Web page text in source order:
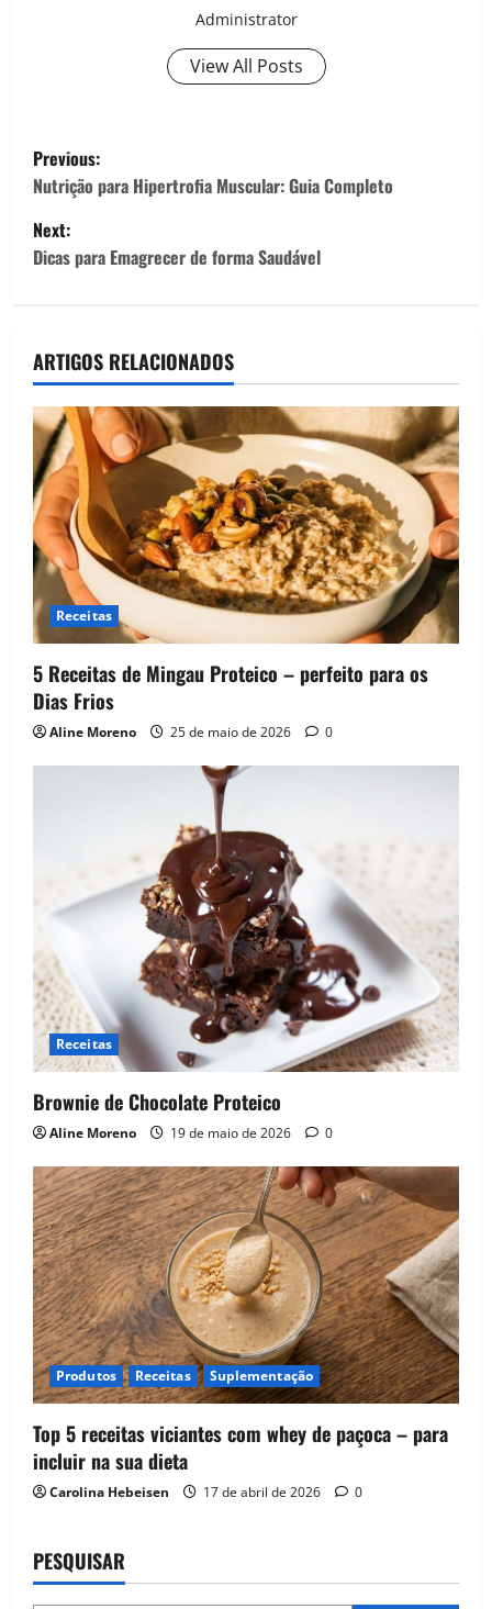
Administrator
View All Posts
P
o
s
a
v
i
g
a
t
i
o
n
Previous:
Nutrição para Hipertrofia Muscular: Guia Completo
Next:
Dicas para Emagrecer de forma Saudável
ARTIGOS RELACIONADOS
Receitas
5 Receitas de Mingau Proteico – perfeito para os
Dias Frios
Aline Moreno 25 de maio de 2026 0
Receitas
Brownie de Chocolate Proteico
Aline Moreno 19 de maio de 2026 0
Produtos Receitas Suplementação
Top 5 receitas viciantes com whey de paçoca – para
incluir na sua dieta
Carolina Hebeisen 17 de abril de 2026 0
PESQUISAR